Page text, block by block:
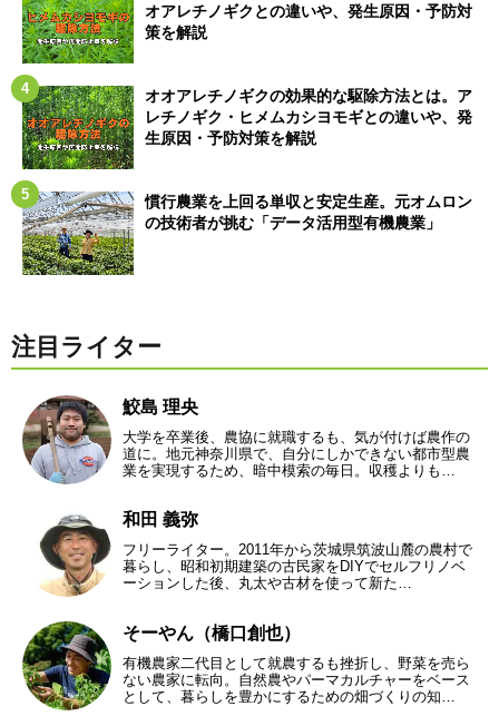
オアレチノギクとの違いや、発生原因・予防対
策を解説
オオアレチノギクの効果的な駆除方法とは。ア
レチノギク・ヒメムカシヨモギとの違いや、発
生原因・予防対策を解説
慣行農業を上回る単収と安定生産。元オムロン
の技術者が挑む「データ活用型有機農業」
注目ライター
鮫島 理央
大学を卒業後、農協に就職するも、気が付けば農作の
道に。地元神奈川県で、自分にしかできない都市型農
業を実現するため、暗中模索の毎日。収穫よりも…
和田 義弥
フリーライター。2011年から茨城県筑波山麓の農村で
暮らし、昭和初期建築の古民家をDIYでセルフリノベ
ーションした後、丸太や古材を使って新た…
そーやん（橋口創也）
有機農家二代目として就農するも挫折し、野菜を売ら
ない農家に転向。自然農やパーマカルチャーをベース
として、暮らしを豊かにするための畑づくりの知…